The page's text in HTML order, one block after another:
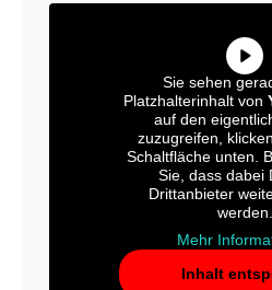
Sie sehen
Platzhalterinhalt von
auf den
zuzugreifen,
Schaltfläche unten.
Sie, dass dabei
Drittanbieter
werden.
Mehr
Inhalt